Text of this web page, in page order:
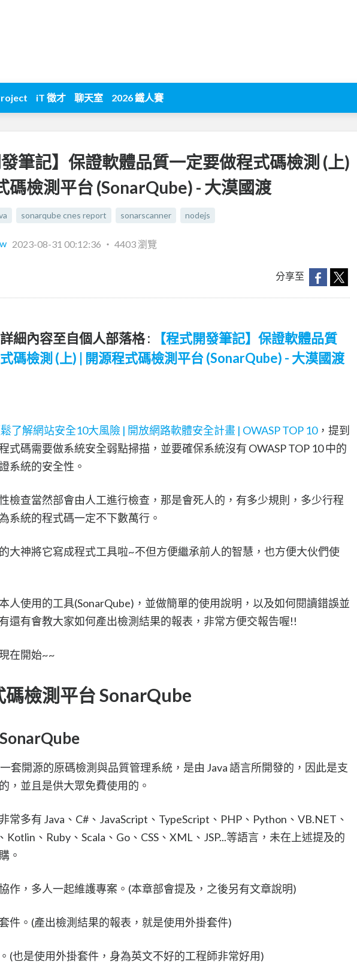
iT 徵才 聊天室 2026 鐵人賽
發筆記】保證軟體品質一定要做程式碼檢測 (上)
碼檢測平台 (SonarQube) - 大漠國渡
sonarqube cnes report sonarscanner nodejs
2023-08-31 00:12:36 ‧ 4403 瀏覽
分享至
細內容至自個人部落格 :
【程式開發筆記】保證軟體品質
碼檢測 (上) | 開源程式碼檢測平台 (SonarQube) - 大漠國渡
了解網站安全10大風險 | 開放網路軟體安全計畫 | OWASP TOP 10，提到
式碼需要做系統安全弱點掃描，並要確保系統沒有 OWASP TOP 10 中的
系統的安全性。
檢查當然部會由人工進行檢查，那是會死人的，有多少規則，多少行程
系統的程式碼一定不下數萬行。
大神將它寫成程式工具啦~不但方便繼承前人的智慧，也方便大伙們使
人使用的工具(SonarQube)，並做簡單的使用說明，以及如何閱讀錯誤並
還有會教大家如何產出檢測結果的報表，非常方便交報告喔!!
在開始~~
碼檢測平台 SonarQube
套開源的原碼檢測與品質管理系統，是由 Java 語言所開發的，因此是支
，並且是供大眾免費使用的。
常多有 Java、C#、JavaScript、TypeScript、PHP、Python、VB.NET、
Kotlin、Ruby、Scala、Go、CSS、XML、JSP...等語言，未在上述提及的
。
作，多人一起維護專案。(本章部會提及，之後另有文章說明)
件。(產出檢測結果的報表，就是使用外掛套件)
(也是使用外掛套件，身為英文不好的工程師非常好用)